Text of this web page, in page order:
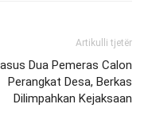
Artikulli tjetër
Dua Pemeras Calon
Perangkat Desa, Berkas
Dilimpahkan Kejaksaan